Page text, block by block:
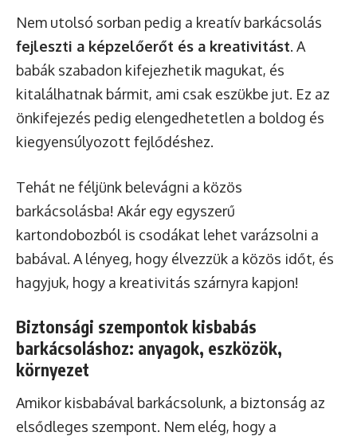
Nem utolsó sorban pedig a kreatív barkácsolás
fejleszti a képzelőerőt és a kreativitást. A
babák szabadon kifejezhetik magukat, és
kitalálhatnak bármit, ami csak eszükbe jut. Ez az
önkifejezés pedig elengedhetetlen a boldog és
kiegyensúlyozott fejlődéshez.
Tehát ne féljünk belevágni a közös
barkácsolásba! Akár egy egyszerű
kartondobozból is csodákat lehet varázsolni a
babával. A lényeg, hogy élvezzük a közös időt, és
hagyjuk, hogy a kreativitás szárnyra kapjon!
Biztonsági szempontok kisbabás
barkácsoláshoz: anyagok, eszközök,
környezet
Amikor kisbabával barkácsolunk, a biztonság az
elsődleges szempont. Nem elég, hogy a